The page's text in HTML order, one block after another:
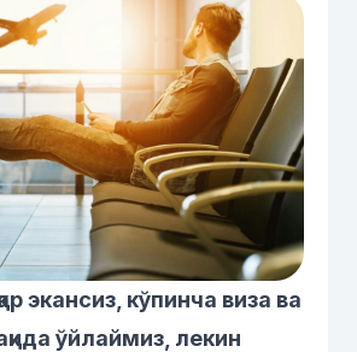
экансиз, кўпинча виза ва
ўйлаймиз, лекин